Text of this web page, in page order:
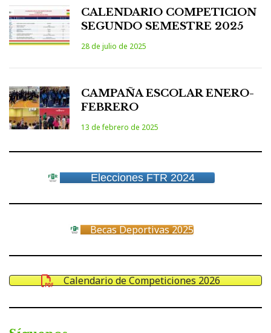
CALENDARIO COMPETICION
SEGUNDO SEMESTRE 2025
28 de julio de 2025
CAMPAÑA ESCOLAR ENERO-
FEBRERO
13 de febrero de 2025
Elecciones FTR 2024
Becas Deportivas 2025
Calendario de Competiciones 2026